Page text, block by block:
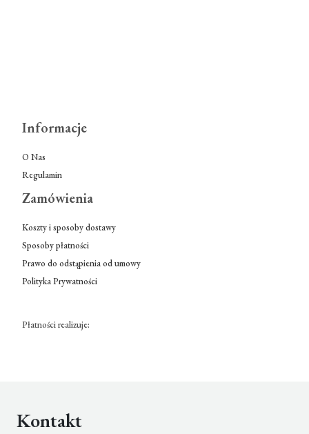
Informacje
O Nas
Regulamin
Zamówienia
Koszty i sposoby dostawy
Sposoby płatności
Prawo do odstąpienia od umowy
Polityka Prywatności
Płatności realizuje:
Kontakt